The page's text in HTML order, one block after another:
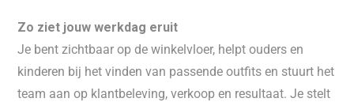
Zo ziet jouw werkdag eruit
Je bent zichtbaar op de winkelvloer, helpt ouders en
kinderen bij het vinden van passende outfits en stuurt het
team aan op klantbeleving, verkoop en resultaat. Je stelt